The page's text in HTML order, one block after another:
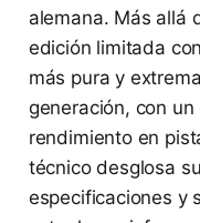
alemana. Más allá
edición limitada
más pura y
generación, con
rendimiento en
técnico desglosa
especificaciones y